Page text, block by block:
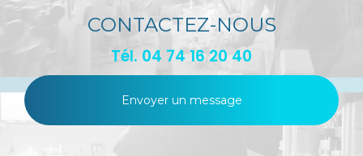
CONTACTEZ-NOUS
Tél. 04 74 16 20 40
Envoyer un message